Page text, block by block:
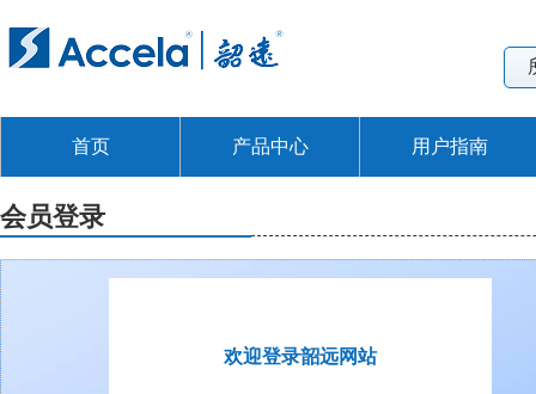
首页 产品中心 用户指南
会员登录
欢迎登录韶远网站